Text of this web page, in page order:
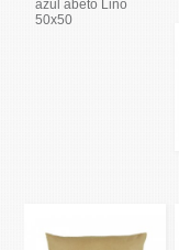
azul abeto Lino
50x50